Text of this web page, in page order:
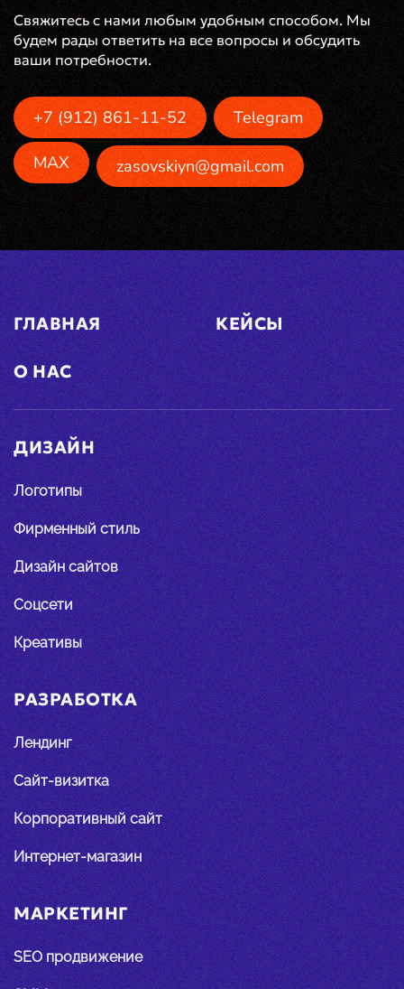
Свяжитесь с нами любым удобным способом. Мы
будем рады ответить на все вопросы и обсудить
ваши потребности.
+7 (912) 861-11-52 Telegram
MAX zasovskiyn@gmail.com
ГЛАВНАЯ КЕЙСЫ
О НАС
ДИЗАЙН
Логотипы
Фирменный стиль
Дизайн сайтов
Соцсети
Креативы
РАЗРАБОТКА
Лендинг
Сайт-визитка
Корпоративный сайт
Интернет-магазин
МАРКЕТИНГ
SEO продвижение